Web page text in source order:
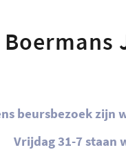
Boermans
beursbezoek zijn
Vrijdag 31-7 staan